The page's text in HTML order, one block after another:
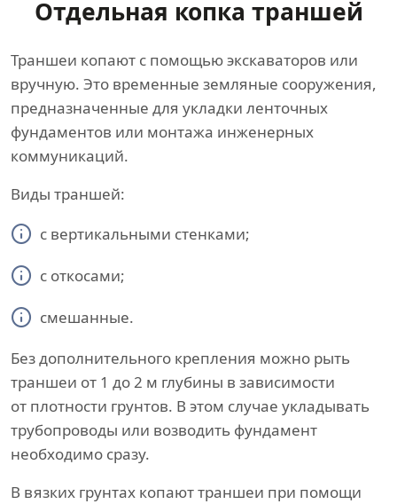
Отдельная копка траншей
Траншеи копают с помощью экскаваторов или
вручную. Это временные земляные сооружения,
предназначенные для укладки ленточных
фундаментов или монтажа инженерных
коммуникаций.
Виды траншей:
с вертикальными стенками;
с откосами;
смешанные.
Без дополнительного крепления можно рыть
траншеи от 1 до 2 м глубины в зависимости
от плотности грунтов. В этом случае укладывать
трубопроводы или возводить фундамент
необходимо сразу.
В вязких грунтах копают траншеи при помощи